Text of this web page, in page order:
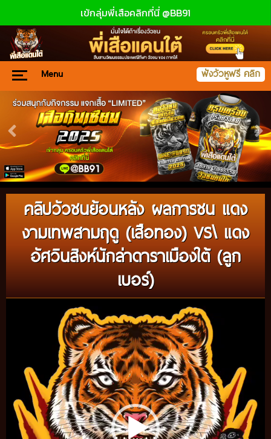
เข้กลุ่มพี่เสือคลิกที่นี่ @BB91
Menu ฟังวัวหูฟรี คลิก
คลิปวัวชนย้อนหลัง ผลการชน แดง
งามเทพสามฤดู (เสือทอง) VS\ แดง
อัศวินสิงห์นักล่าดาราเมืองใต้ (ลูก
เบอร์)